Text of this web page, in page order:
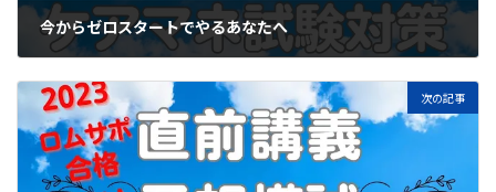
今からゼロスタートでやるあなたへ
2023年6月14日
次の記事